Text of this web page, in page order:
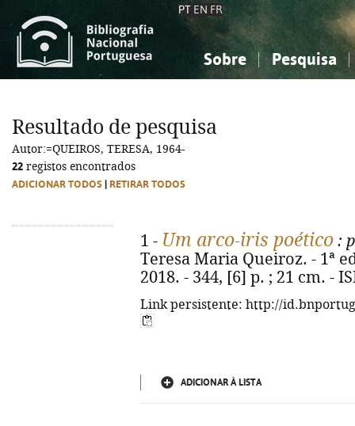
PT EN FR
Sobre Pesquisa
Ciências sociais...
Ciências sociais...
Resultado de pesquisa
Autor:=QUEIROS, TERESA, 1964-
22 registos encontrados
ADICIONAR TODOS RETIRAR TODOS
1 - Um arco-iris poético :
Teresa Maria Queiroz. - 1ª
2018. - 344, [6] p. ; 21 cm. -
Link persistente: http://
ADICIONAR À LISTA